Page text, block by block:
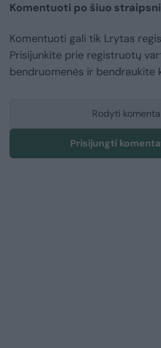
Komentuoti po šiuo
Komentuoti gali tik Lrytas
Prisijunkite prie registruotų
bendruomenės ir bendraukite
Rodyti
Prisijungti